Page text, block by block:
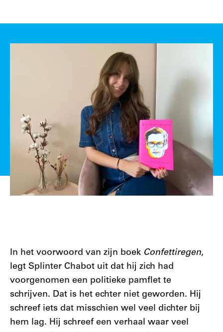
In het voorwoord van zijn boek Confettiregen,
legt Splinter Chabot uit dat hij zich had
voorgenomen een politieke pamflet te
schrijven. Dat is het echter niet geworden. Hij
schreef iets dat misschien wel veel dichter bij
hem lag. Hij schreef een verhaal waar veel